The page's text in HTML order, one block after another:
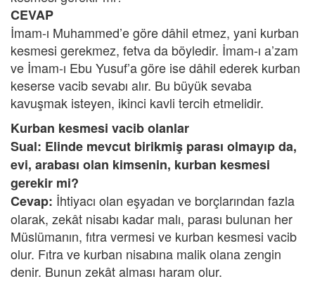
CEVAP
İmam-ı Muhammed’e göre dâhil etmez, yani kurban
kesmesi gerekmez, fetva da böyledir. İmam-ı a’zam
ve İmam-ı Ebu Yusuf’a göre ise dâhil ederek kurban
keserse vacib sevabı alır. Bu büyük sevaba
kavuşmak isteyen, ikinci kavli tercih etmelidir.
Kurban kesmesi vacibolanlar
Sual: Elinde mevcut birikmiş parası olmayıp da,
evi, arabası olan kimsenin, kurban kesmesi
gerekir mi?
Cevap: İhtiyacı olan eşyadan ve borçlarından fazla
olarak, zekât nisabı kadar malı, parası bulunan her
Müslümanın, fıtra vermesi ve kurban kesmesi vacib
olur. Fıtra ve kurban nisabına malik olana zengin
denir. Bunun zekât alması haram olur.